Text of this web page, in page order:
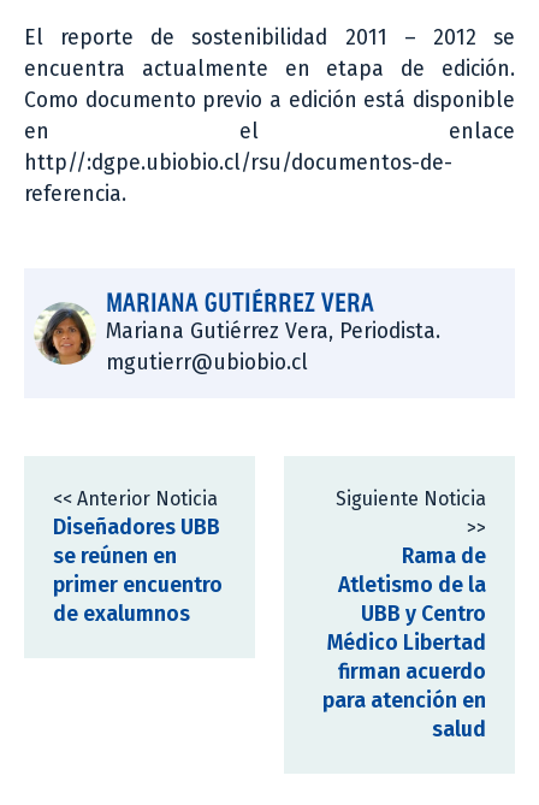
El reporte de sostenibilidad 2011 – 2012 se
encuentra actualmente en etapa de edición.
Como documento previo a edición está disponible
en el enlace
http//:dgpe.ubiobio.cl/rsu/documentos-de-
referencia.
MARIANA GUTIÉRREZ VERA
Mariana Gutiérrez Vera, Periodista.
mgutierr@ubiobio.cl
<< Anterior Noticia
Diseñadores UBB
se reúnen en
primer encuentro
de exalumnos
Siguiente Noticia
>>
Rama de
Atletismo de la
UBB y Centro
Médico Libertad
firman acuerdo
para atención en
salud